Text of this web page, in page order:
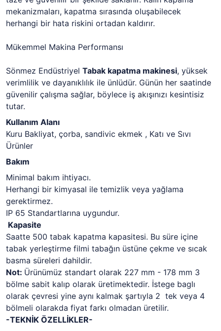
mekanizmaları, kapatma sırasında oluşabilecek
herhangi bir hata riskini ortadan kaldırır.
Mükemmel Makina Performansı
Sönmez Endüstriyel Tabak kapatma makinesi, yüksek
verimlilik ve dayanıklılık ile ünlüdür. Günün her saatinde
güvenilir çalışma sağlar, böylece iş akışınızı kesintisiz
tutar.
Kullanım Alanı
Kuru Bakliyat, çorba, sandivic ekmek , Katı ve Sıvı
Ürünler
Bakım
Minimal bakım ihtiyacı.
Herhangi bir kimyasal ile temizlik veya yağlama
gerektirmez.
IP 65 Standartlarına uygundur.
Kapasite
Saatte 500 tabak kapatma kapasitesi. Bu süre içine
tabak yerleştirme filmi tabağın üstüne çekme ve sıcak
basma süreleri dahildir.
Not: Ürünümüz standart olarak 227 mm - 178 mm 3
bölme sabit kalıp olarak üretimektedir. İstege baglı
olarak çevresi yine aynı kalmak şartıyla 2 tek veya 4
bölmeli olarakda fiyat farkı olmadan üretilir.
-TEKNİK ÖZELLİKLER-